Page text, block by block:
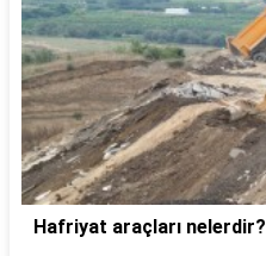
Hafriyat araçları nelerdir?